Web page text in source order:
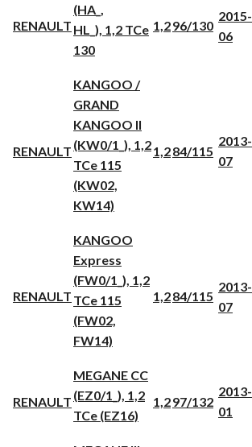
RENAULT
(HA_,
HL_), 1,2 TCe
130
1,296/130
2015-
06
RENAULT
KANGOO /
GRAND
KANGOO II
(KW0/1_), 1,2
TCe 115
(KW02,
KW14)
1,284/115
2013-
07
RENAULT
KANGOO
Express
(FW0/1_), 1,2
TCe 115
(FW02,
FW14)
1,284/115
2013-
07
RENAULT
MEGANE CC
(EZ0/1_), 1,2
TCe (EZ16)
1,297/132
2013-
01